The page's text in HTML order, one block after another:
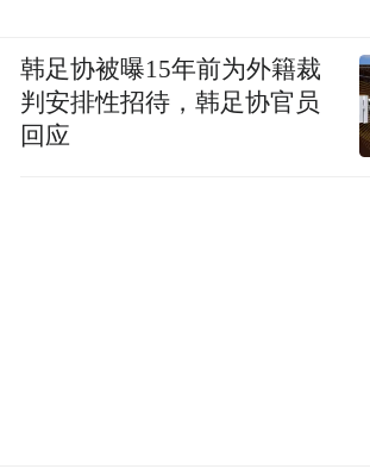
韩足协被曝15年前为外籍裁
判安排性招待，韩足协官员
回应